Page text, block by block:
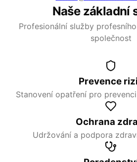
Naše základní
Profesionální služby
společnost
Prevence
Stanovení opatření pro
Ochrana
Udržování a podpora